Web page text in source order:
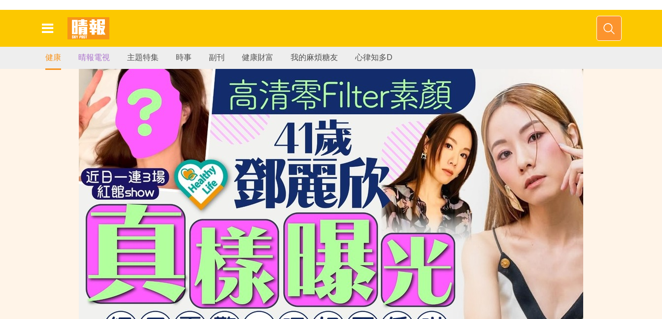
健康 晴報電視 主題特集 時事 副刊 健康財富 我的麻煩糖友 心律知多D